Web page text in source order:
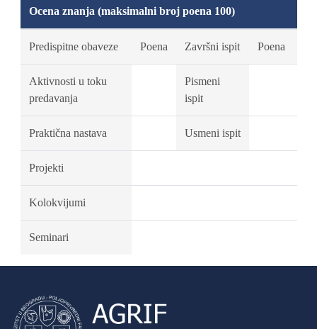
Ocena znanja (maksimalni broj poena 100)
Predispitne obaveze Poena Završni ispit Poena
Aktivnosti u toku
predavanja
Pismeni
ispit
Praktična nastava Usmeni ispit
Projekti
Kolokvijumi
Seminari